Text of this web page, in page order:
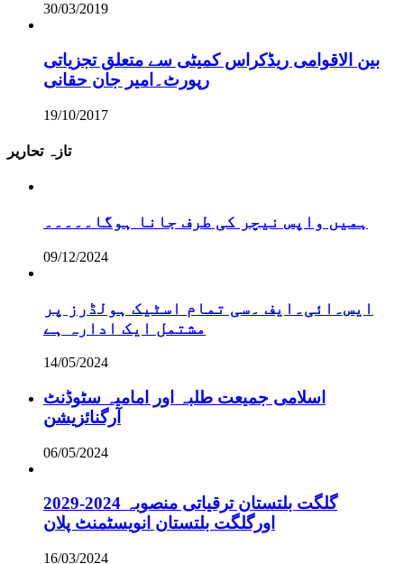
30/03/2019
بین الاقوامی ریڈکراس کمیٹی سے متعلق تجزیاتی
رپورٹ۔امیر جان حقانی
19/10/2017
تازہ تحاریر
ہمیں واپس نیچر کی طرف جانا ہوگا۔۔۔۔۔
09/12/2024
ایس۔ائی۔ایف ۔سی تمام اسٹیک ہولڈرز پر
مشتمل ایک ادارہ ہے
14/05/2024
اسلامی جمیعت طلبہ اور امامیہ سٹوڈنٹ
آرگنائزیشن
06/05/2024
گلگت بلتستان ترقیاتی منصوبہ 2024-2029
اورگلگت بلتستان انویسٹمنٹ پلان
16/03/2024